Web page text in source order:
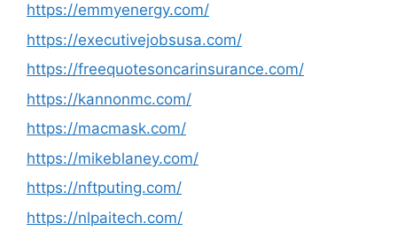
https://emmyenergy.com/
https://executivejobsusa.com/
https://freequotesoncarinsurance.com/
https://kannonmc.com/
https://macmask.com/
https://mikeblaney.com/
https://nftputing.com/
https://nlpaitech.com/